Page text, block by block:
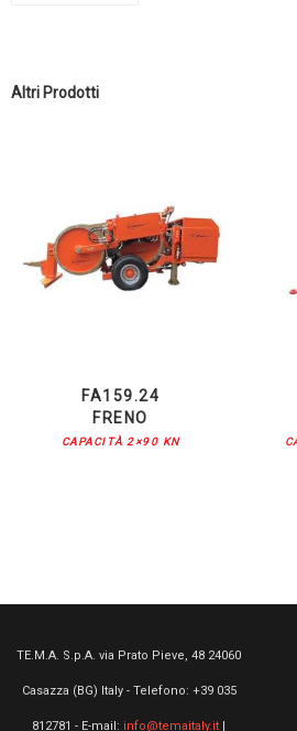
Altri Prodotti
FA159.24
FRENO
CAPACITÀ 2×90 KN
TE.M.A. S.p.A. via Prato Pieve, 48 24060
Casazza (BG) Italy - Telefono: +39 035
812781 - E-mail: info@temaitaly.it |